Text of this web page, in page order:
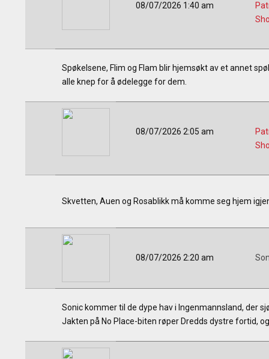
08/07/2026 1:40 am
Spøkelsene, Flim og Flam blir hjemsøkt av et annet
alle knep for å ødelegge for dem.
08/07/2026 2:05 am
Skvetten, Auen og Rosablikk må komme seg hjem
08/07/2026 2:20 am
Sonic kommer til de dype hav i Ingenmannsland, der
Jakten på No Place-biten røper Dredds dystre fortid,